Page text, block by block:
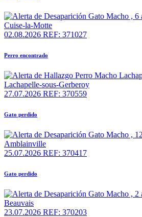
Cuise-la-Motte
02.08.2026 REF: 371027
Perro encontrado
Lachapelle-sous-Gerberoy
27.07.2026 REF: 370559
Gato perdido
Amblainville
25.07.2026 REF: 370417
Gato perdido
Beauvais
23.07.2026 REF: 370203